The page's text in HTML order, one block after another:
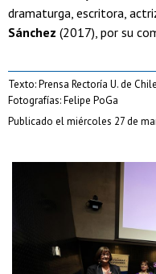
dramaturga, escritora,
Sánchez (2017), por su
Texto: Prensa Rectoría U. de Chile
Fotografías: Felipe PoGa
Publicado el miércoles 27 de